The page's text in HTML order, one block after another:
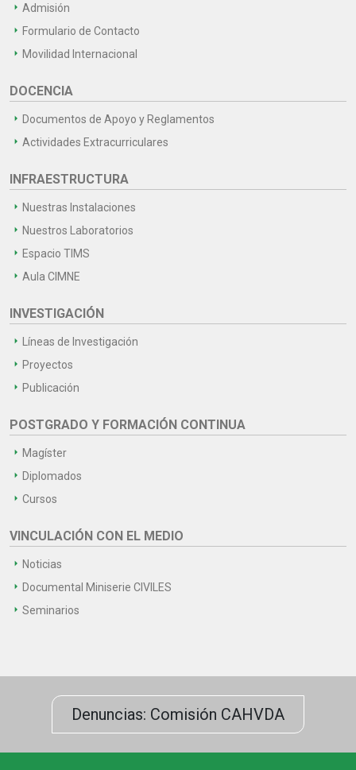
Admisión
Formulario de Contacto
Movilidad Internacional
DOCENCIA
Documentos de Apoyo y Reglamentos
Actividades Extracurriculares
INFRAESTRUCTURA
Nuestras Instalaciones
Nuestros Laboratorios
Espacio TIMS
Aula CIMNE
INVESTIGACIÓN
Líneas de Investigación
Proyectos
Publicación
POSTGRADO Y FORMACIÓN CONTINUA
Magíster
Diplomados
Cursos
VINCULACIÓN CON EL MEDIO
Noticias
Documental Miniserie CIVILES
Seminarios
Denuncias: Comisión CAHVDA